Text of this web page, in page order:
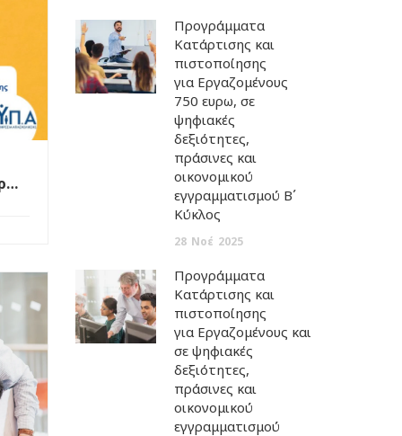
Προγράμματα
Κατάρτισης και
πιστοποίησης
για Εργαζομένους
750 ευρω, σε
ψηφιακές
δεξιότητες,
πράσινες και
οικονομικού
εγγραμματισμού Β΄
Κύκλος
28 Νοέ 2025
Προγράμματα
Κατάρτισης και
πιστοποίησης
για Εργαζομένους και Ανέργους,
σε ψηφιακές
δεξιότητες,
πράσινες και
οικονομικού
εγγραμματισμού